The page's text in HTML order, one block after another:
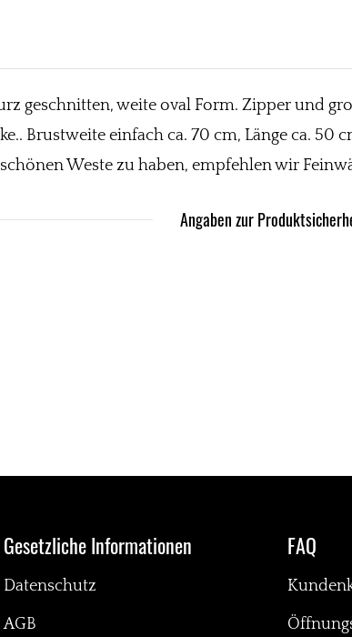
geschnitten, weite oval Form. Zipper und
Brustweite einfach ca. 70 cm, Länge ca. 50
Weste zu haben, empfehlen wir
Angaben zur
Gesetzliche Informationen
Datenschutz
AGB
FAQ